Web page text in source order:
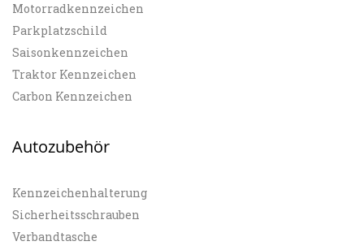
Motorradkennzeichen
Parkplatzschild
Saisonkennzeichen
Traktor Kennzeichen
Carbon Kennzeichen
Autozubehör
Kennzeichenhalterung
Sicherheitsschrauben
Verbandtasche